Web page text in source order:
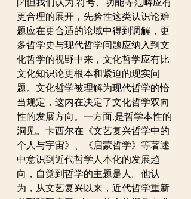
更合理的展开，先验性这类认识论难
题应在更合适的论域中得到调解，更
多哲学史与现代哲学问题应纳入到文
化哲学的视野中来，文化哲学应有比
文化知识论更根本和紧迫的现实问
题。文化哲学被理解为现代哲学的恰
当规定，这内在决定了文化哲学双向
性的发展方向。一方面,是哲学本性的
洞见。卡西尔在《文艺复兴哲学中的
个人与宇宙》、《启蒙哲学》等著述
中意识到近代哲学人本化的发展趋
向，自觉到哲学的主题是人。他认
为，从文艺复兴以来，近代哲学重新